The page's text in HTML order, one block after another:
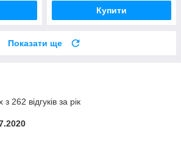
Купити
Показати ще
262 відгуків за рік